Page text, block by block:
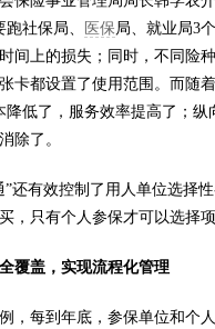
社保局、
医保局、就业局3
间上的损失；同时，不同险
卡都设置了使用范围。而随
降低了，服务效率提高了；
除了。
有效控制了用人单位选择性
，只有个人参保才可以选择
盖，实现流程化管理
每到年底，参保单位和个人